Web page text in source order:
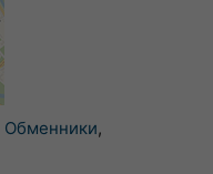
Обменники,